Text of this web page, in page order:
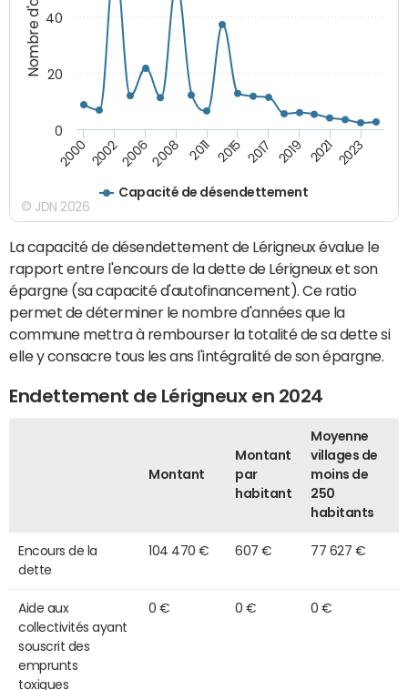
Capacité de désendettement
2000 200220062008 2011 2015 2017 2019 2021 2023
0
20
40
© JDN 2026
La capacité de désendettement de Lérigneux évalue le
rapport entre l'encours de la dette de Lérigneux et son
épargne (sa capacité d'autofinancement). Ce ratio
permet de déterminer le nombre d'années que la
commune mettra à rembourser la totalité de sa dette si
elle y consacre tous les ans l'intégralité de son épargne.
Endettement de Lérigneux en 2024
Montant
Montant
par
habitant
Moyenne
villages de
moins de
250
habitants
Encours de la
dette
104 470 € 607 € 77 627 €
Aide aux
collectivités ayant
souscrit des
emprunts
toxiques
0 € 0 € 0 €